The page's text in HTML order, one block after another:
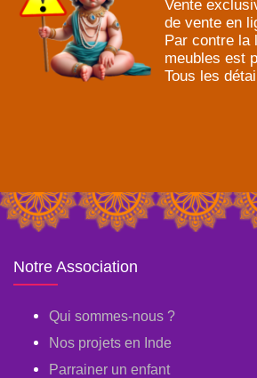
Vente
de vente en
Par contre la
meubles est
Tous les
Notre Association
Qui sommes-nous ?
Nos projets en Inde
Parrainer un enfant